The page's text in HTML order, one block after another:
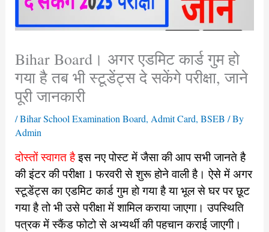
Bihar Board। अगर एडमिट कार्ड गुम हो
गया है तब भी स्टूडेंट्स दे सकेंगे परीक्षा, जाने
पूरी जानकारी
/Bihar School Examination Board, Admit Card, BSEB / By
Admin
दोस्तों स्वागत हैइस नए पोस्ट में जैसा की आप सभी जानते है
की इंटर की परीक्षा 1 फरवरी से शुरू होने वाली है। ऐसे में अगर
स्टूडेंट्स का एडमिट कार्ड गुम हो गया है या भूल से घर पर छूट
गया है तो भी उसे परीक्षा में शामिल कराया जाएगा। उपस्थिति
पत्रक में स्कैंड फोटो से अभ्यर्थी की पहचान कराई जाएगी।